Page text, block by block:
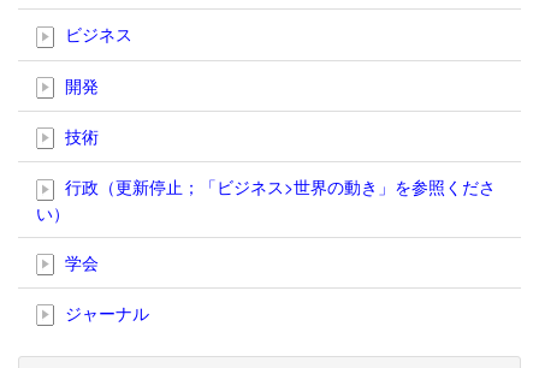
ビジネス
開発
技術
行政（更新停止；「ビジネス>世界の動き」を参照くださ
い）
学会
ジャーナル